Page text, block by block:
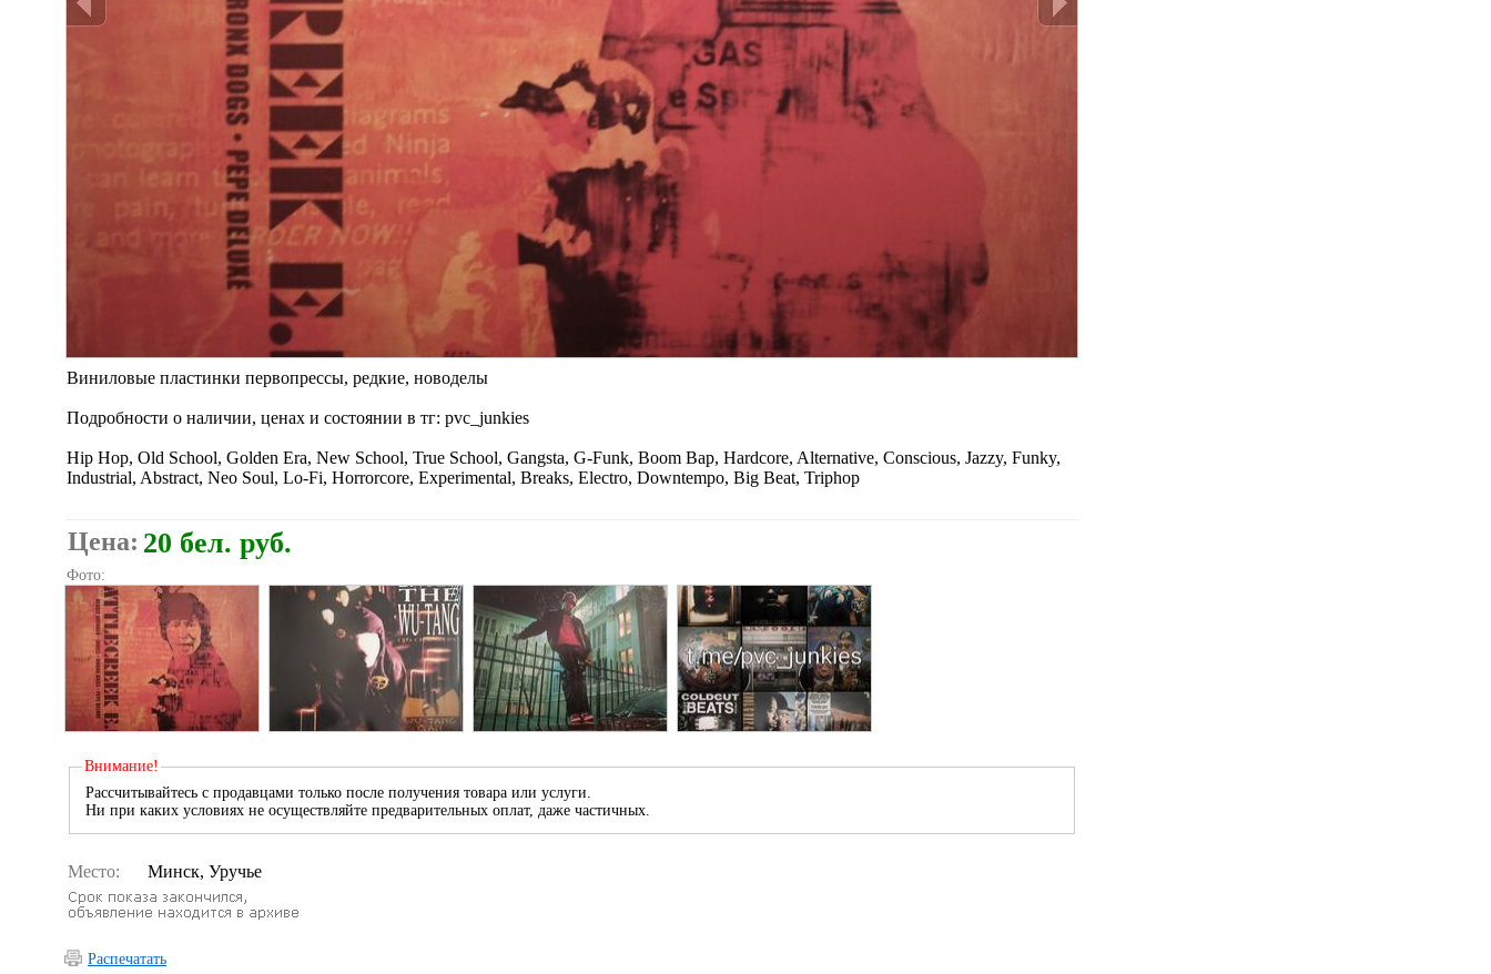
Виниловые пластинки первопрессы, редкие, новоделы
Подробности о наличии, ценах и состоянии в тг: pvc_junkies
Hip Hop, Old School, Golden Era, New School, True School, Gangsta, G-Funk, Boom Bap, Hardcore, Alternative, Conscious, Jazzy, Funky,
Industrial, Abstract, Neo Soul, Lo-Fi, Horrorcore, Experimental, Breaks, Electro, Downtempo, Big Beat, Triphop
Цена: 20 бел. руб.
Фото:
Внимание!
Рассчитывайтесь с продавцами только после получения товара или услуги.
Ни при каких условиях не осуществляйте предварительных оплат, даже частичных.
Место: Минск, Уручье
Распечатать